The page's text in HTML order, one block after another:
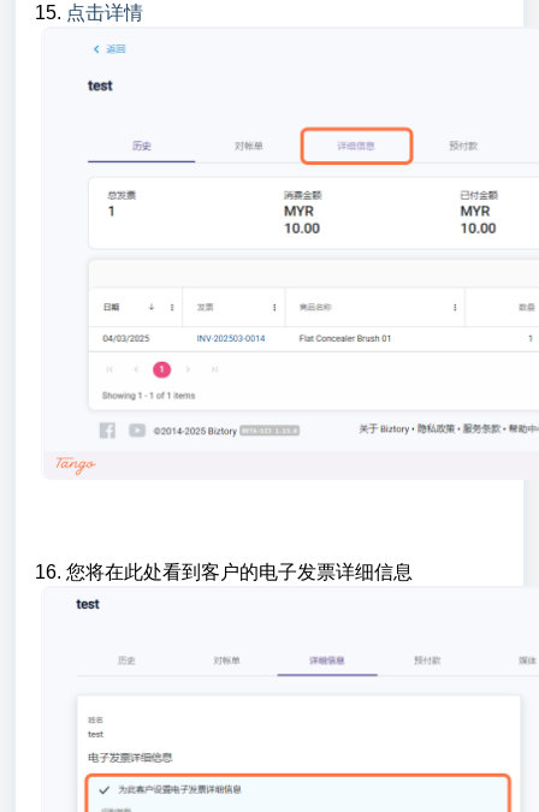
15. 点击详情
16. 您将在此处看到客户的电子发票详细信息